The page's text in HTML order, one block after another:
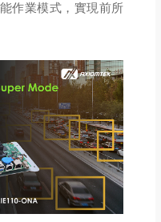
作業模式，實現前所